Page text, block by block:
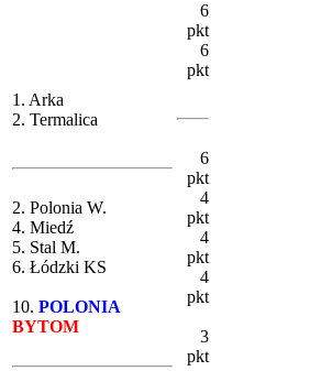
1. Arka
2. Termalica
2. Polonia W.
4. Miedź
5. Stal M.
6. Łódzki KS
10. POLONIA
BYTOM
6
pkt
6
pkt
6
pkt
4
pkt
4
pkt
4
pkt
3
pkt